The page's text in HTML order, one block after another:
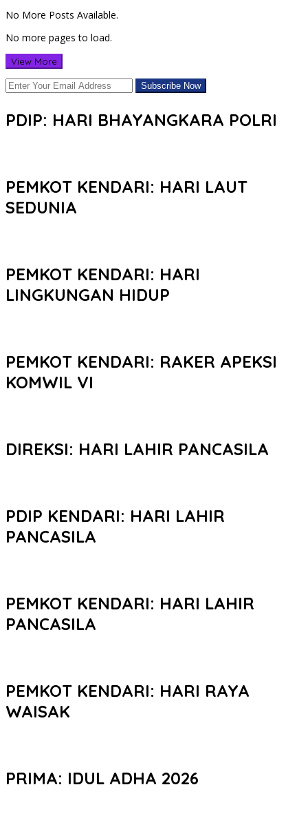
No More Posts Available.
No more pages to load.
View More
PDIP: HARI BHAYANGKARA POLRI
PEMKOT KENDARI: HARI LAUT
SEDUNIA
PEMKOT KENDARI: HARI
LINGKUNGAN HIDUP
PEMKOT KENDARI: RAKER APEKSI
KOMWIL VI
DIREKSI: HARI LAHIR PANCASILA
PDIP KENDARI: HARI LAHIR
PANCASILA
PEMKOT KENDARI: HARI LAHIR
PANCASILA
PEMKOT KENDARI: HARI RAYA
WAISAK
PRIMA: IDUL ADHA 2026